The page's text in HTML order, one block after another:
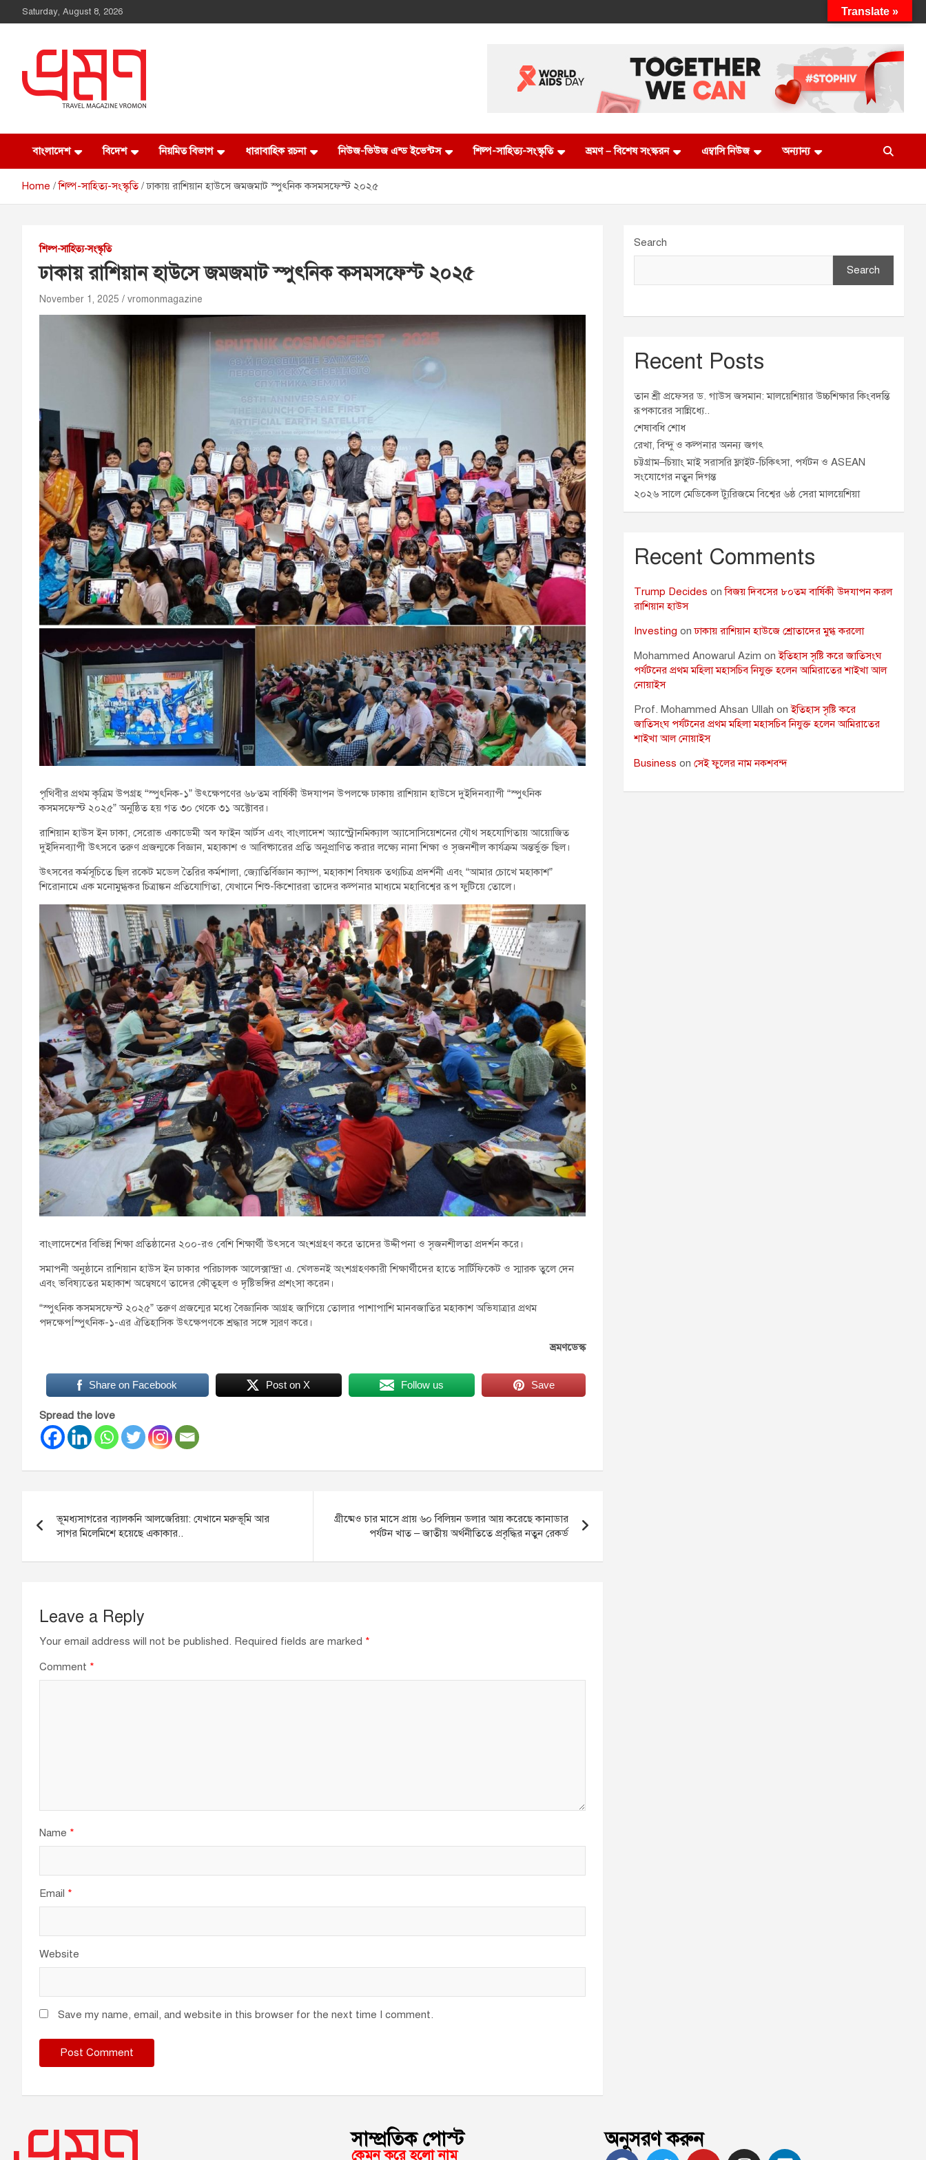
Saturday, August 8, 2026
Vromon Magazine
বাংলাদেশ বিদেশ নিয়মিত বিভাগ ধারাবাহিক রচনা নিউজ-ভিউজ এন্ড ইভেন্টস শিল্প-সাহিত্য-সংস্কৃতি ভ্রমণ – বিশেষ সংস্করন এম্বাসি নিউজ অন্যান্য
Home শিল্প-সাহিত্য-সংস্কৃতি ঢাকায় রাশিয়ান হাউসে জমজমাট স্পুৎনিক কসমসফেস্ট ২০২৫
শিল্প-সাহিত্য-সংস্কৃতি
ঢাকায় রাশিয়ান হাউসে জমজমাট স্পুৎনিক কসমসফেস্ট ২০২৫
November 1, 2025 vromonmagazine
পৃথিবীর প্রথম কৃত্রিম উপগ্রহ “স্পুৎনিক-১” উৎক্ষেপণের ৬৮তম বার্ষিকী উদযাপন উপলক্ষে ঢাকায় রাশিয়ান হাউসে দুইদিনব্যাপী “স্পুৎনিক
কসমসফেস্ট ২০২৫” অনুষ্ঠিত হয় গত ৩০ থেকে ৩১ অক্টোবর।
রাশিয়ান হাউস ইন ঢাকা, সেরোভ একাডেমী অব ফাইন আর্টস এবং বাংলাদেশ অ্যাস্ট্রোনমিক্যাল অ্যাসোসিয়েশনের যৌথ সহযোগিতায় আয়োজিত
দুইদিনব্যাপী উৎসবে তরুণ প্রজন্মকে বিজ্ঞান, মহাকাশ ও আবিষ্কারের প্রতি অনুপ্রাণিত করার লক্ষ্যে নানা শিক্ষা ও সৃজনশীল কার্যক্রম অন্তর্ভুক্ত ছিল।
উৎসবের কর্মসূচিতে ছিল রকেট মডেল তৈরির কর্মশালা, জ্যোতির্বিজ্ঞান ক্যাম্প, মহাকাশ বিষয়ক তথ্যচিত্র প্রদর্শনী এবং “আমার চোখে মহাকাশ”
শিরোনামে এক মনোমুগ্ধকর চিত্রাঙ্কন প্রতিযোগিতা, যেখানে শিশু-কিশোররা তাদের কল্পনার মাধ্যমে মহাবিশ্বের রূপ ফুটিয়ে তোলে।
বাংলাদেশের বিভিন্ন শিক্ষা প্রতিষ্ঠানের ২০০-রও বেশি শিক্ষার্থী উৎসবে অংশগ্রহণ করে তাদের উদ্দীপনা ও সৃজনশীলতা প্রদর্শন করে।
সমাপনী অনুষ্ঠানে রাশিয়ান হাউস ইন ঢাকার পরিচালক আলেক্সান্দ্রা এ. খ্লেভনই অংশগ্রহণকারী শিক্ষার্থীদের হাতে সার্টিফিকেট ও স্মারক তুলে দেন
এবং ভবিষ্যতের মহাকাশ অন্বেষণে তাদের কৌতূহল ও দৃষ্টিভঙ্গির প্রশংসা করেন।
“স্পুৎনিক কসমসফেস্ট ২০২৫” তরুণ প্রজন্মের মধ্যে বৈজ্ঞানিক আগ্রহ জাগিয়ে তোলার পাশাপাশি মানবজাতির মহাকাশ অভিযাত্রার প্রথম
পদক্ষেপÍস্পুৎনিক-১-এর ঐতিহাসিক উৎক্ষেপণকে শ্রদ্ধার সঙ্গে স্মরণ করে।
ভ্রমণডেস্ক
Share on Facebook Post on X Follow us Save
Spread the love
ভূমধ্যসাগরের ব্যালকনি আলজেরিয়া: যেখানে মরুভূমি আর
সাগর মিলেমিশে হয়েছে একাকার..
গ্রীষ্মেও চার মাসে প্রায় ৬০ বিলিয়ন ডলার আয় করেছে কানাডার
পর্যটন খাত – জাতীয় অর্থনীতিতে প্রবৃদ্ধির নতুন রেকর্ড
Leave a Reply
Your email address will not be published. Required fields are marked *
Comment *
Name *
Email *
Website
Save my name, email, and website in this browser for the next time I comment.
Search
Search
Recent Posts
তান শ্রী প্রফেসর ড. গাউস জসমান: মালয়েশিয়ার উচ্চশিক্ষার কিংবদন্তি
রূপকারের সান্নিধ্যে..
শেষাবধি শোধ
রেখা, বিন্দু ও কল্পনার অনন্য জগৎ
চট্টগ্রাম–চিয়াং মাই সরাসরি ফ্লাইট-চিকিৎসা, পর্যটন ও ASEAN
সংযোগের নতুন দিগন্ত
২০২৬ সালে মেডিকেল ট্যুরিজমে বিশ্বের ৬ষ্ঠ সেরা মালয়েশিয়া
Recent Comments
Trump Decides onবিজয় দিবসের ৮০তম বার্ষিকী উদযাপন করল
রাশিয়ান হাউস
Investing onঢাকায় রাশিয়ান হাউজে শ্রোতাদের মুগ্ধ করলো
Mohammed Anowarul Azim onইতিহাস সৃষ্টি করে জাতিসংঘ
পর্যটনের প্রথম মহিলা মহাসচিব নিযুক্ত হলেন আমিরাতের শাইখা আল
নোয়াইস
Prof. Mohammed Ahsan Ullah onইতিহাস সৃষ্টি করে
জাতিসংঘ পর্যটনের প্রথম মহিলা মহাসচিব নিযুক্ত হলেন আমিরাতের
শাইখা আল নোয়াইস
Business onসেই ফুলের নাম নকশবন্দ
সাম্প্রতিক পোস্ট
কেমন করে হলো নাম
অনুসরণ করুন
Translate »